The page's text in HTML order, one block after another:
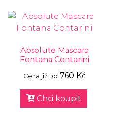
Absolute Mascara
Fontana Contarini
Cena již od 760 Kč
Chci koupit